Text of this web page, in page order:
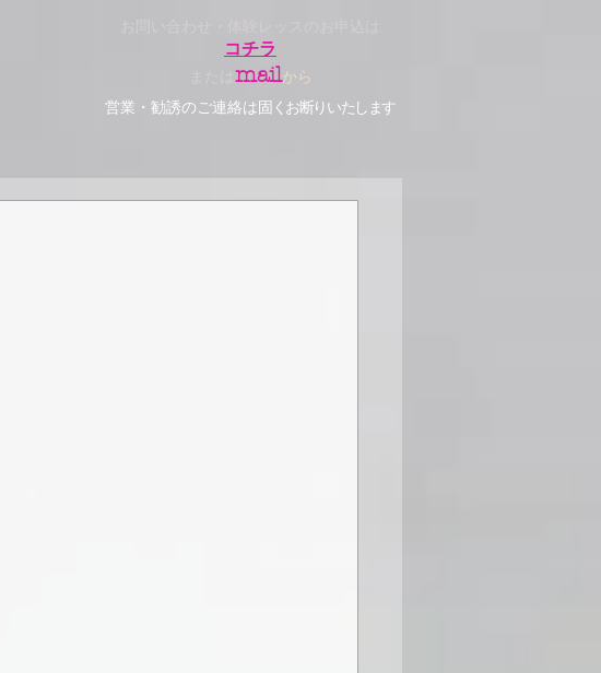
コチラ
mailから
営業・勧誘のご連絡は 固くお断りいたします